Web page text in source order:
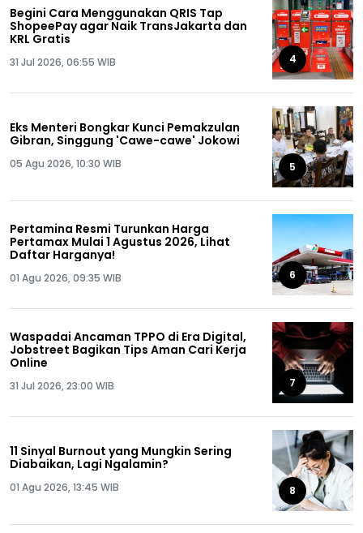
Begini Cara Menggunakan QRIS Tap
ShopeePay agar Naik TransJakarta dan
KRL Gratis
31 Jul 2026, 06:55 WIB 4
Eks Menteri Bongkar Kunci Pemakzulan
Gibran, Singgung 'Cawe-cawe' Jokowi
05 Agu 2026, 10:30 WIB 5
Pertamina Resmi Turunkan Harga
Pertamax Mulai 1 Agustus 2026, Lihat
Daftar Harganya!
01 Agu 2026, 09:35 WIB 6
Waspadai Ancaman TPPO di Era Digital,
Jobstreet Bagikan Tips Aman Cari Kerja
Online
31 Jul 2026, 23:00 WIB 7
11 Sinyal Burnout yang Mungkin Sering
Diabaikan, Lagi Ngalamin?
01 Agu 2026, 13:45 WIB 8